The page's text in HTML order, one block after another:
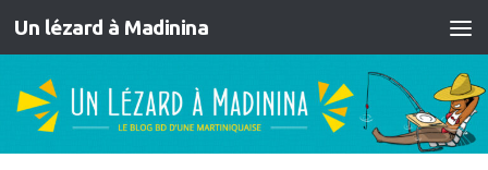
Skip to content
Un lézard à Madinina